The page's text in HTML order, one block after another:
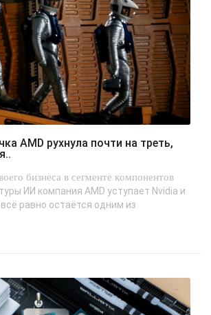
бизнеса в сегменте компонентов
ИИ компания AMD уступает Nvidia и
равно остаётся одним из